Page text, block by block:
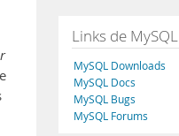
Links de MySQL
MySQL Downloads
MySQL Docs
MySQL Bugs
MySQL Forums